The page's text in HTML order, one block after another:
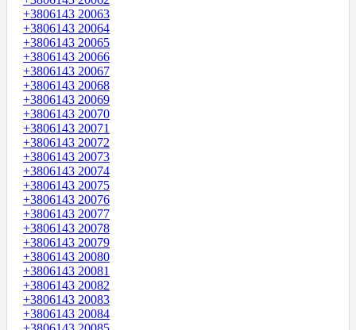
+3806143 20063
+3806143 20064
+3806143 20065
+3806143 20066
+3806143 20067
+3806143 20068
+3806143 20069
+3806143 20070
+3806143 20071
+3806143 20072
+3806143 20073
+3806143 20074
+3806143 20075
+3806143 20076
+3806143 20077
+3806143 20078
+3806143 20079
+3806143 20080
+3806143 20081
+3806143 20082
+3806143 20083
+3806143 20084